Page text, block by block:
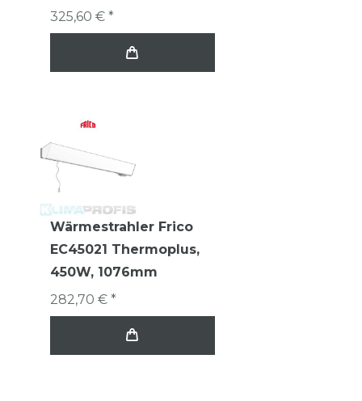
325,60 € *
Wärmestrahler Frico
EC45021 Thermoplus,
450W, 1076mm
282,70 € *